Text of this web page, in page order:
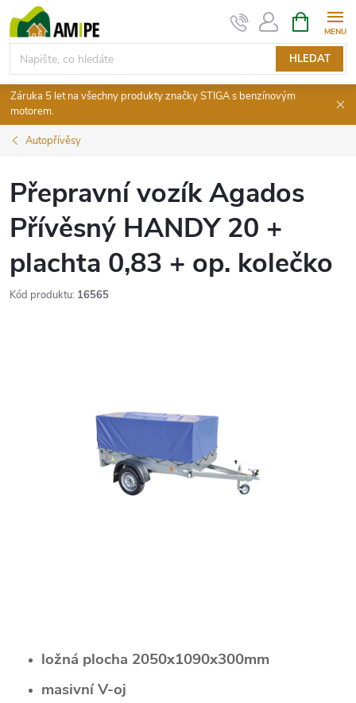
na
obsah
HLEDAT
NÁKUPNÍ
KOŠÍK
Záruka 5 let na všechny produkty značky STIGA s benzínovým
motorem.
Autopřívěsy
Přepravní vozík Agados
Přívěsný HANDY 20 +
plachta 0,83 + op. kolečko
Kód produktu: 16565
ložná plocha 2050x1090x300mm
masivní V-oj